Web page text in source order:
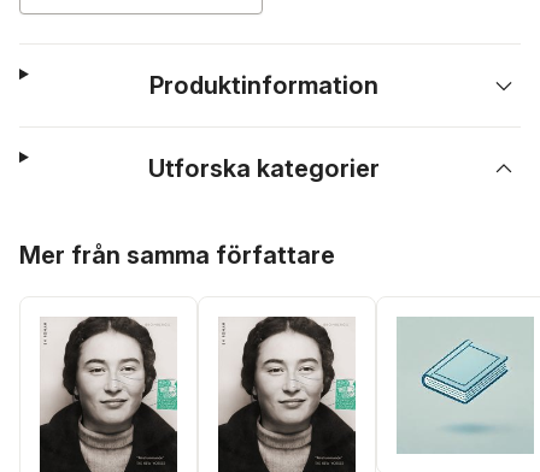
Produktinformation
Utforska kategorier
Mer från samma författare